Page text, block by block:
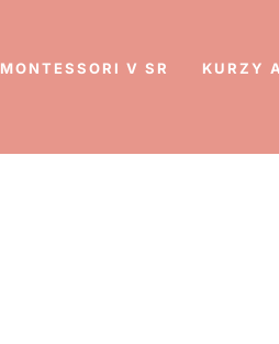
MONTESSORI V SR KURZY